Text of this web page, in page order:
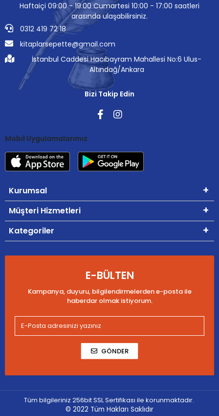
Haftaiçi 09:00 - 19:00 Cumartesi 10:00 - 17:00 saatleri
arasında ulaşabilirsiniz.
0312 419 72 18
kitaplarsepette@gmail.com
İstanbul Caddesi Hacıbayram Mahallesi No:6 Ulus-
Altındağ/Ankara
Bizi Takip Edin
Mobil Uygulamalarımız
Kurumsal
Müşteri Hizmetleri
Kategoriler
E-BÜLTEN
Kampanya, duyuru, bilgilendirmelerden e-posta ile
haberdar olmak istiyorum.
GÖNDER
Tüm bilgileriniz 256bit SSL Sertifikası ile korunmaktadır.
© 2022 Tüm Hakları Saklıdır